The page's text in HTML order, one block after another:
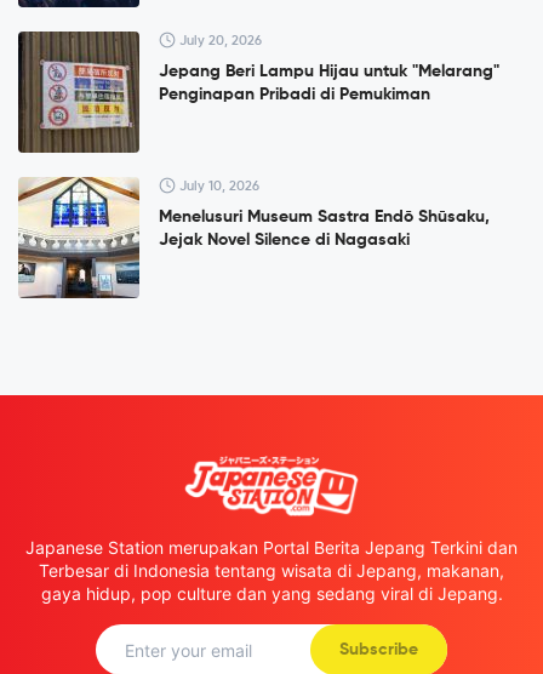
July 20, 2026
Jepang Beri Lampu Hijau untuk "Melarang"
Penginapan Pribadi di Pemukiman
July 10, 2026
Menelusuri Museum Sastra Endō Shūsaku,
Jejak Novel Silence di Nagasaki
Japanese Station merupakan Portal Berita Jepang Terkini dan
Terbesar di Indonesia tentang wisata di Jepang, makanan,
gaya hidup, pop culture dan yang sedang viral di Jepang.
Subscribe